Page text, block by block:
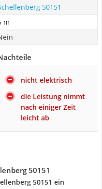
50151
m
nicht elektrisch
die Leistung nimmt
nach einiger Zeit
leicht ab
50151
50151 ein